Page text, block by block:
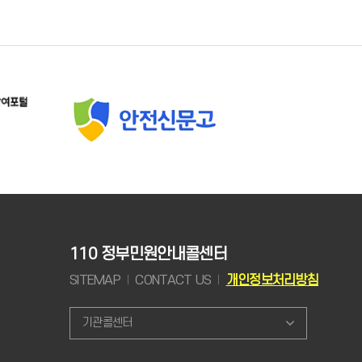
110 정부민원안내콜센터
SITEMAP CONTACT US 개인정보처리방침
기관콜센터